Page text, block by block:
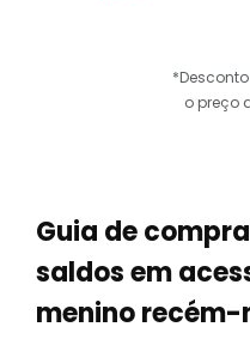
o preço
Guia de
saldos em
menino